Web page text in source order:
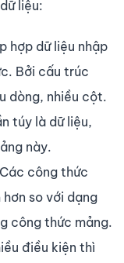
liệu:
hợp dữ liệu nhập
Bởi cấu trúc
dòng, nhiều cột.
túy là dữ liệu,
này.
công thức
so với dạng
công thức mảng.
điều kiện thì